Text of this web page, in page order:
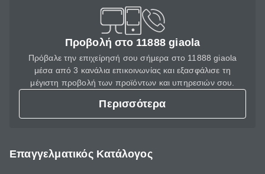
Προβολή στο 11888 giaola
Πρόβαλε την επιχείρησή σου σήμερα στο 11888 giaola
μέσα από 3 κανάλια επικοινωνίας και εξασφάλισε τη
μέγιστη προβολή των προϊόντων και υπηρεσιών σου.
Περισσότερα
Επαγγελματικός Κατάλογος